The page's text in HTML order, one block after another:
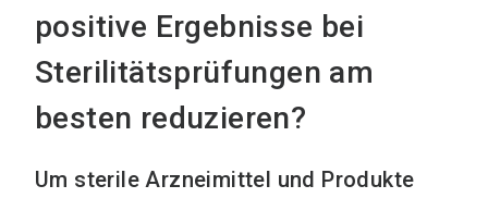
positive Ergebnisse bei
Sterilitätsprüfungen am
besten reduzieren?
Um sterile Arzneimittel und Produkte